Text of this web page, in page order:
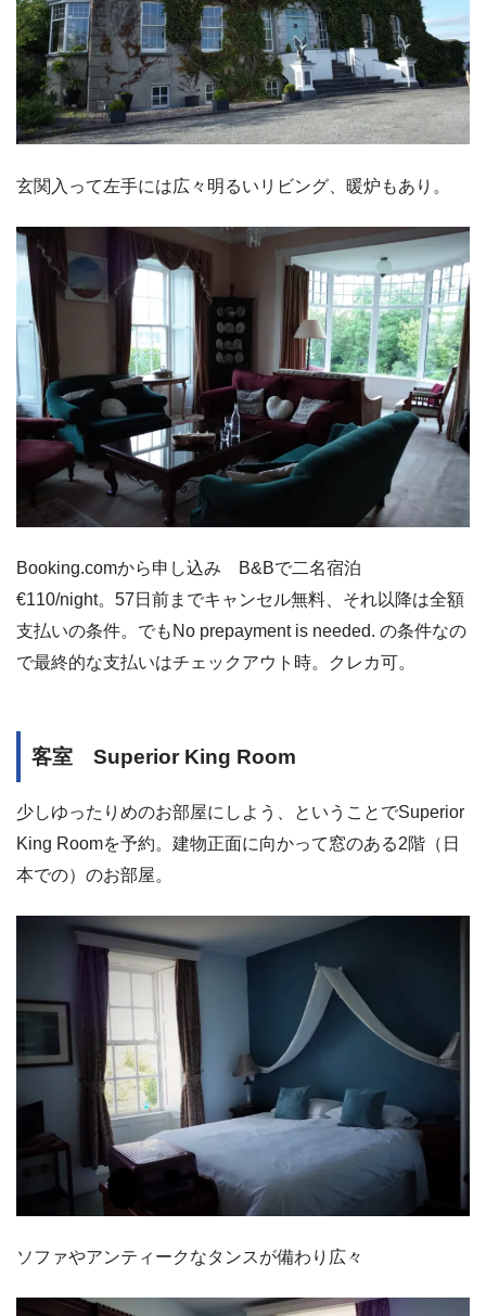
玄関入って左手には広々明るいリビング、暖炉もあり。
Booking.comから申し込み B&Bで二名宿泊
€110/night。57日前までキャンセル無料、それ以降は全額
支払いの条件。でもNo prepayment is needed. の条件なの
で最終的な支払いはチェックアウト時。クレカ可。
客室 Superior King Room
少しゆったりめのお部屋にしよう、ということでSuperior
King Roomを予約。建物正面に向かって窓のある2階（日
本での）のお部屋。
ソファやアンティークなタンスが備わり広々